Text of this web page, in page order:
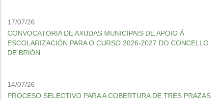
17/07/26
CONVOCATORIA DE AXUDAS MUNICIPAIS DE APOIO Á
ESCOLARIZACIÓN PARA O CURSO 2026-2027 DO CONCELLO
DE BRIÓN
14/07/26
PROCESO SELECTIVO PARA A COBERTURA DE TRES PRAZAS